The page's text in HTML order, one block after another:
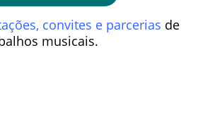
convites e parcerias de
musicais.